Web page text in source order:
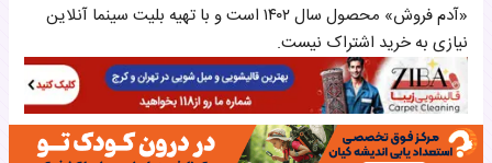
«آدم فروش» محصول سال ۱۴۰۲ است و با تهیه بلیت سینما آنلاین
نیازی به خرید اشتراک نیست.